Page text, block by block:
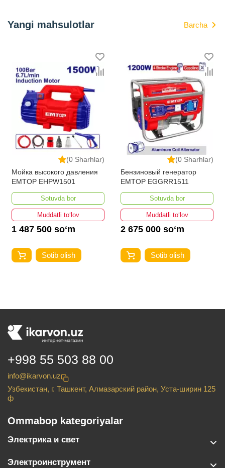
Yangi mahsulotlar Barcha
(0 Sharhlar)
Мойка высокого давления
EMTOP EHPW1501
Sotuvda bor
Muddatli to‘lov
1 487 500 so‘m
Sotib olish
(0 Sharhlar)
Бензиновый генератор
EMTOP EGGRR1511
Sotuvda bor
Muddatli to‘lov
2 675 000 so‘m
Sotib olish
+998 55 503 88 00
info@ikarvon.uz
Узбекистан, г. Ташкент, Алмазарский район, Уста-ширин 125
ф
Ommabop kategoriyalar
Электрика и свет
Электроинструмент